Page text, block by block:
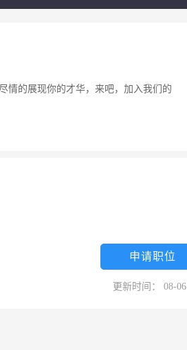
情的展现你的才华，来吧，加入我们的
申请职位
更新时间： 08-06